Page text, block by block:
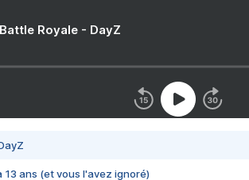
Royale - DayZ
13 ans (et vous l'avez ignoré)